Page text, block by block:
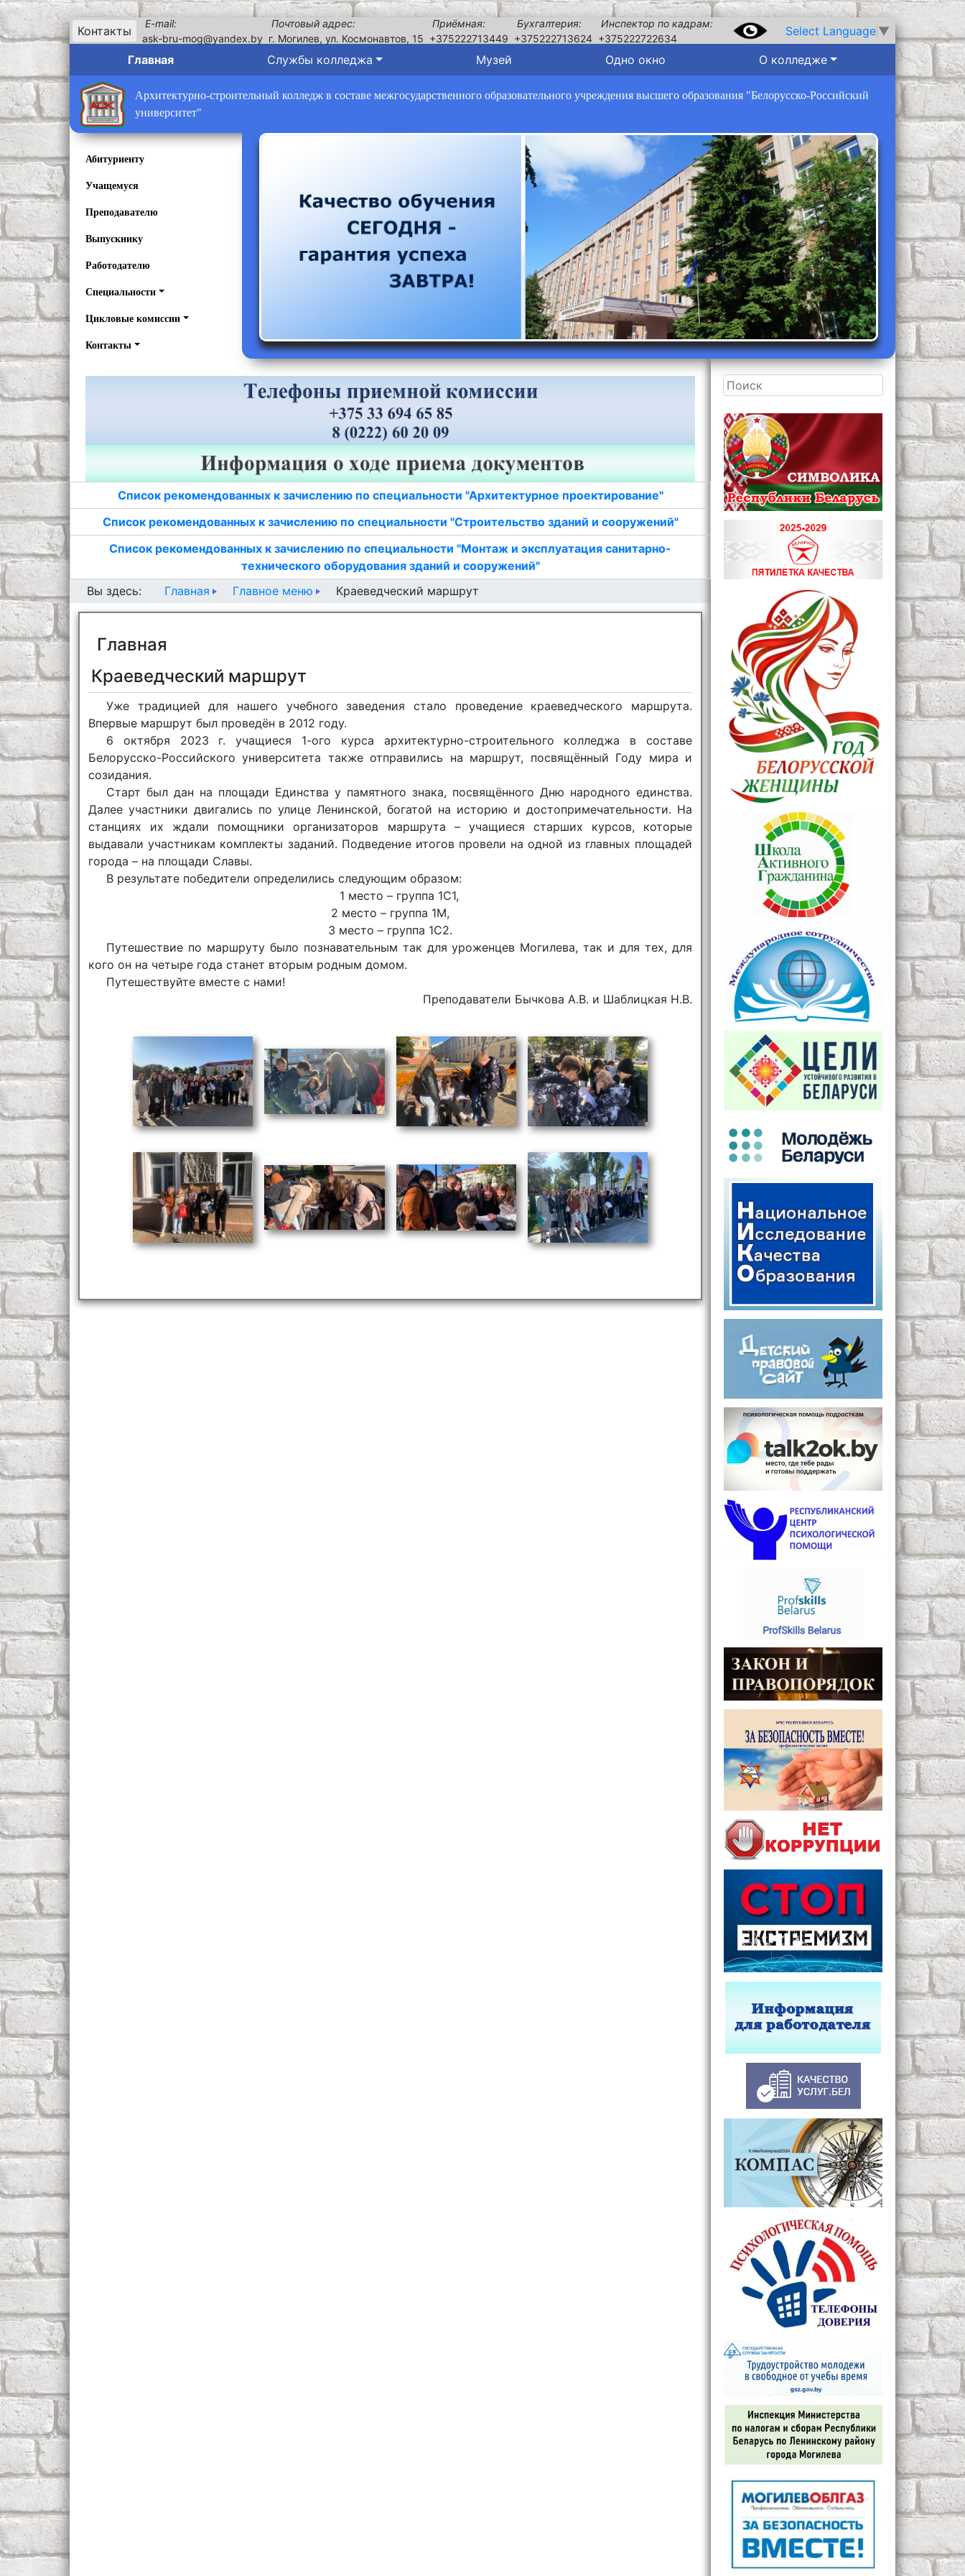
Контакты
E-mail:
ask-bru-mog@yandex.by
Почтовый адрес:
г. Могилев, ул. Космонавтов, 15
Приёмная:
+375222713449
Бухгалтерия:
+375222713624
Инспектор по кадрам:
+375222722634
Select Language ▼
Главная Службы колледжа Музей Одно окно О колледже
Архитектурно-строительный колледж в составе межгосударственного образовательного учреждения высшего образования "Белорусско-Российский
университет"
Абитуриенту
Учащемуся
Преподавателю
Выпускнику
Работодателю
Специальности
Цикловые комиссии
Контакты
Список рекомендованных к зачислению по специальности "Архитектурное проектирование"
Список рекомендованных к зачислению по специальности "Строительство зданий и сооружений"
Список рекомендованных к зачислению по специальности "Монтаж и эксплуатация санитарно-
технического оборудования зданий и сооружений"
Вы здесь:
Главная Главное меню Краеведческий маршрут
Главная
Краеведческий маршрут
Уже традицией для нашего учебного заведения стало проведение краеведческого маршрута.
Впервые маршрут был проведён в 2012 году.
6 октября 2023 г. учащиеся 1-ого курса архитектурно-строительного колледжа в составе
Белорусско-Российского университета также отправились на маршрут, посвящённый Году мира и
созидания.
Старт был дан на площади Единства у памятного знака, посвящённого Дню народного единства.
Далее участники двигались по улице Ленинской, богатой на историю и достопримечательности. На
станциях их ждали помощники организаторов маршрута – учащиеся старших курсов, которые
выдавали участникам комплекты заданий. Подведение итогов провели на одной из главных площадей
города – на площади Славы.
В результате победители определились следующим образом:
1 место – группа 1С1,
2 место – группа 1М,
3 место – группа 1С2.
Путешествие по маршруту было познавательным так для уроженцев Могилева, так и для тех, для
кого он на четыре года станет вторым родным домом.
Путешествуйте вместе с нами!
Преподаватели Бычкова А.В. и Шаблицкая Н.В.